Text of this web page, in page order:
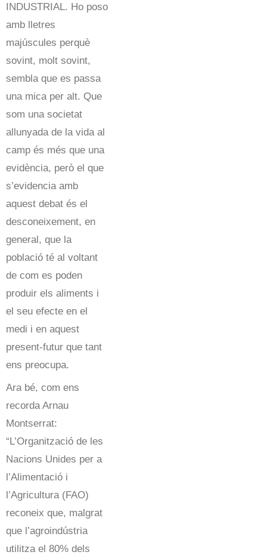
INDUSTRIAL. Ho poso
amb lletres
majúscules perquè
sovint, molt sovint,
sembla que es passa
una mica per alt. Que
som una societat
allunyada de la vida al
camp és més que una
evidència, però el que
s’evidencia amb
aquest debat és el
desconeixement, en
general, que la
població té al voltant
de com es poden
produir els aliments i
el seu efecte en el
medi i en aquest
present-futur que tant
ens preocupa.
Ara bé, com ens
recorda Arnau
Montserrat:
“L’Organització de les
Nacions Unides per a
l’Alimentació i
l’Agricultura (FAO)
reconeix que, malgrat
que l’agroindústria
utilitza el 80% dels